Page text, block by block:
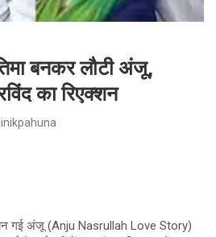
बनकर लौटी अंजू,
का रिएक्‍शन
गई अंजू (Anju Nasrullah Love Story)